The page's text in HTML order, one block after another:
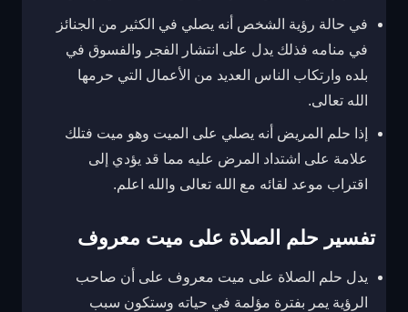
في حالة رؤية الشخص أنه يصلي في الكثير من الجنائز
في منامه فذلك يدل على انتشار الفجر والفسوق في
بلده وارتكاب الناس العديد من الأعمال التي حرمها
الله تعالى.
إذا حلم المريض أنه يصلي على الميت وهو ميت فتلك
علامة على اشتداد المرض عليه مما قد يؤدي إلى
اقتراب موعد لقائه مع الله تعالى والله اعلم.
تفسير حلم الصلاة على ميت معروف
يدل حلم الصلاة على ميت معروف على أن صاحب
الرؤية يمر بفترة مؤلمة في حياته وستكون سبب